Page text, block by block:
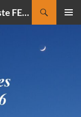
CIELMANIA : le blog de Jean-Baptiste FELDMANN, photographe du ciel